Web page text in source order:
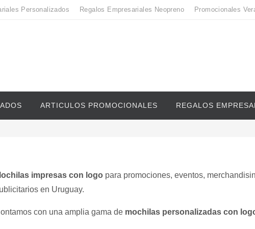
Personalizados Regalos Empresariales Neopreno Promocionales
ARTICULOS PROMOCIONALES REGALOS
impresas con logo para promociones, eventos,
en Uruguay.
con una amplia gama de mochilas personalizadas con